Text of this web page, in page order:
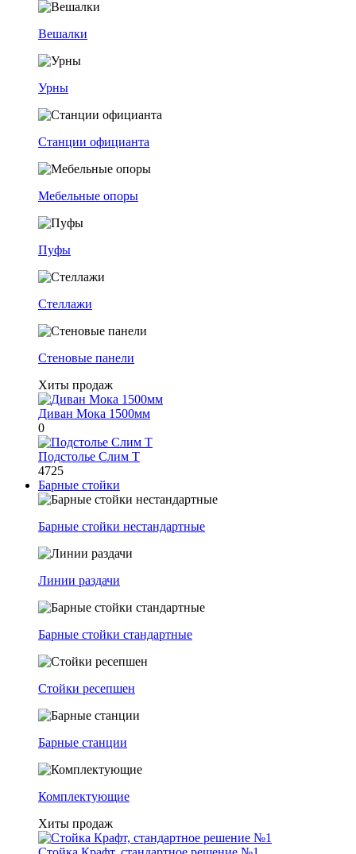
Вешалки
Урны
Станции официанта
Мебельные опоры
Пуфы
Стеллажи
Стеновые панели
Хиты продаж
Диван Мока 1500мм
0
Подстолье Слим Т
4725
Барные стойки
Барные стойки нестандартные
Линии раздачи
Барные стойки стандартные
Стойки ресепшен
Барные станции
Комплектующие
Хиты продаж